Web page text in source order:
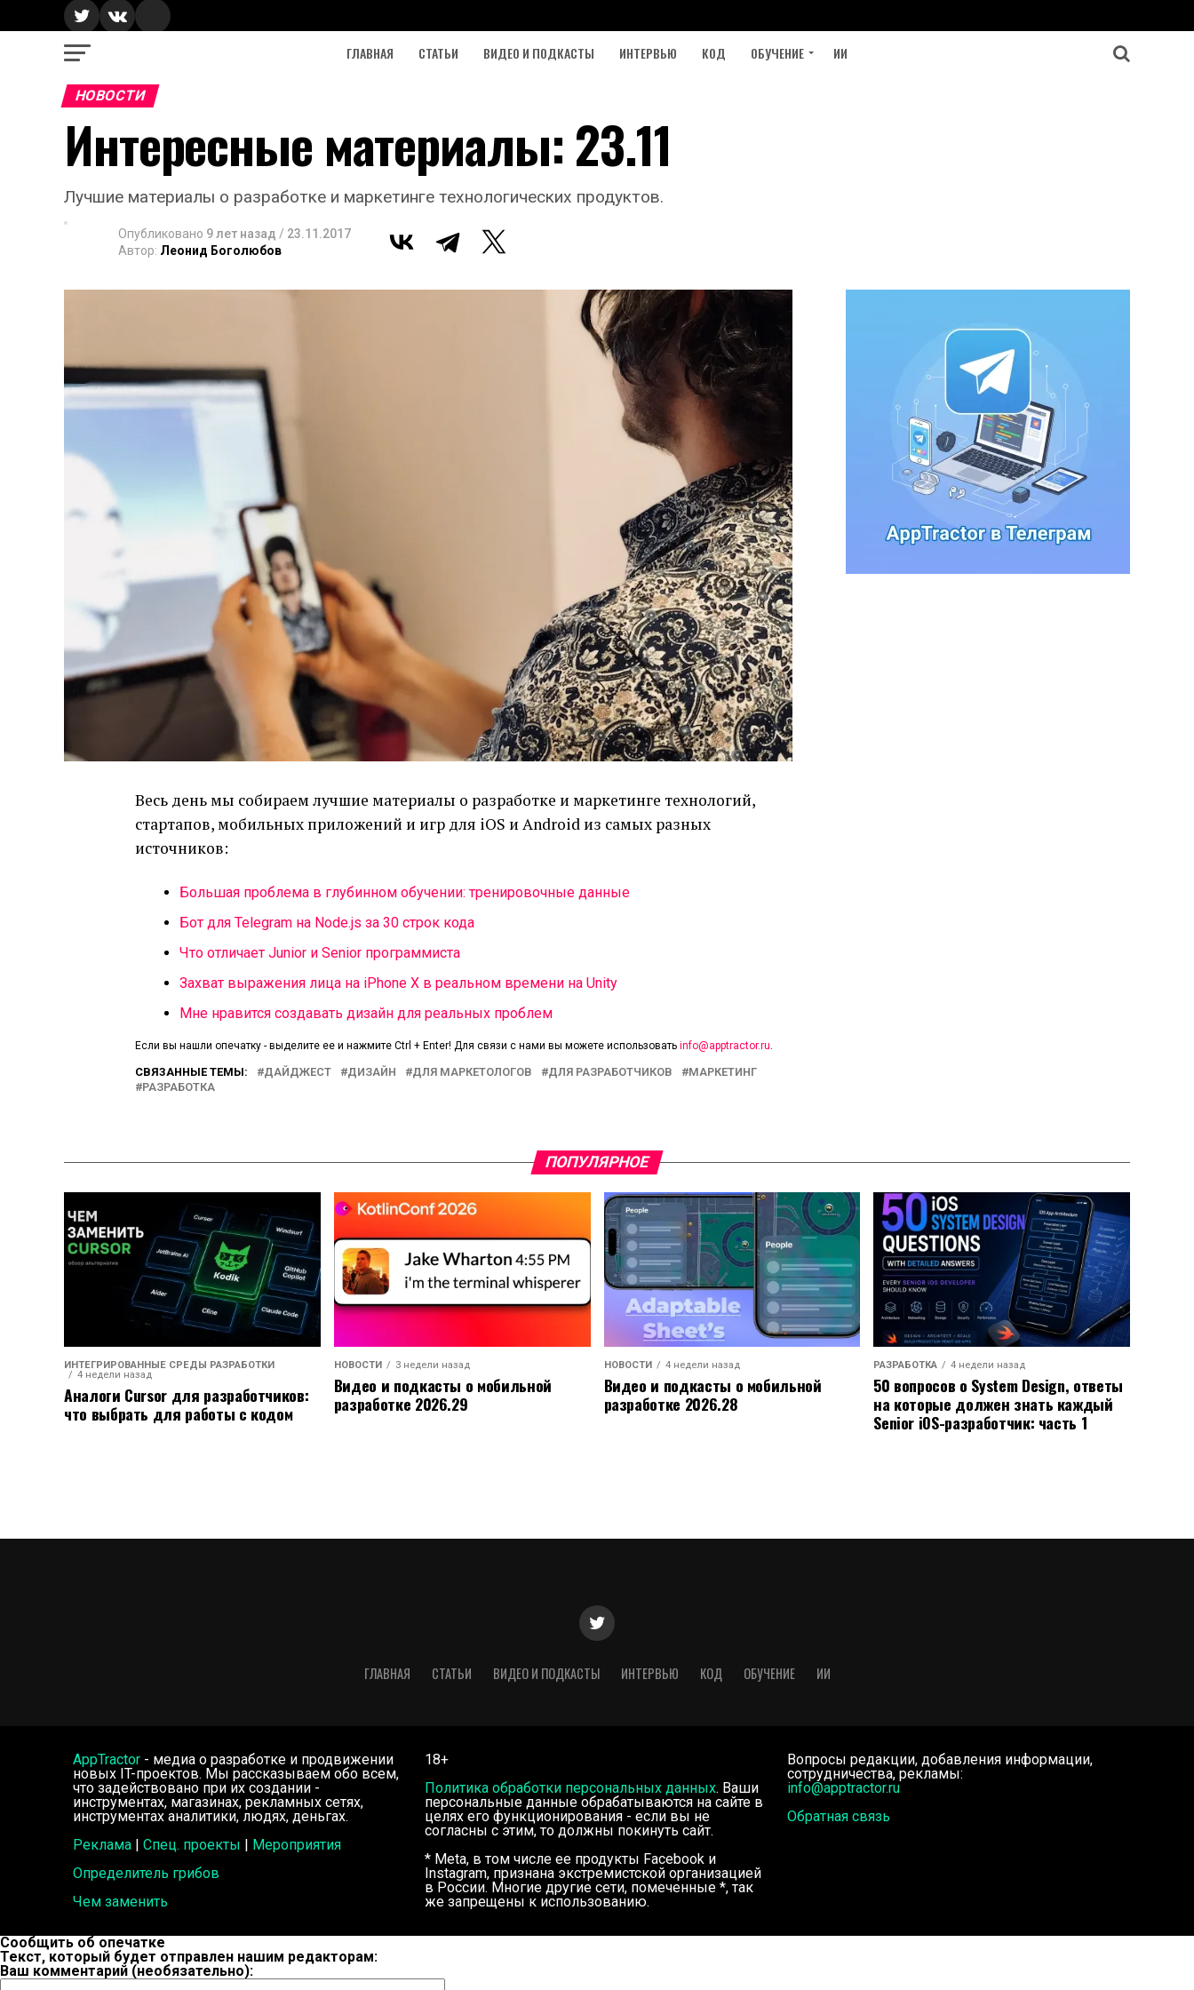
ГЛАВНАЯ СТАТЬИ ВИДЕО И ПОДКАСТЫ ИНТЕРВЬЮ КОД ОБУЧЕНИЕ ИИ
НОВОСТИ
Интересные материалы: 23.11
Лучшие материалы о разработке и маркетинге технологических продуктов.
Опубликовано 9 лет назад / 23.11.2017
Автор: Леонид Боголюбов
Весь день мы собираем лучшие материалы о разработке и маркетинге технологий,
стартапов, мобильных приложений и игр для iOS и Android из самых разных
источников:
Большая проблема в глубинном обучении: тренировочные данные
Бот для Telegram на Node.js за 30 строк кода
Что отличает Junior и Senior программиста
Захват выражения лица на iPhone X в реальном времени на Unity
Мне нравится создавать дизайн для реальных проблем
Если вы нашли опечатку - выделите ее и нажмите Ctrl + Enter! Для связи с нами вы можете использовать info@apptractor.ru.
СВЯЗАННЫЕ ТЕМЫ: ДАЙДЖЕСТ ДИЗАЙН ДЛЯ МАРКЕТОЛОГОВ ДЛЯ РАЗРАБОТЧИКОВ
МАРКЕТИНГ
РАЗРАБОТКА
ПОПУЛЯРНОЕ
ИНТЕГРИРОВАННЫЕ СРЕДЫ РАЗРАБОТКИ
4 недели назад
Аналоги Cursor для разработчиков:
что выбрать для работы с кодом
НОВОСТИ 3 недели назад
Видео и подкасты о мобильной
разработке 2026.29
НОВОСТИ 4 недели назад
Видео и подкасты о мобильной
разработке 2026.28
РАЗРАБОТКА 4 недели назад
50 вопросов о System Design, ответы
на которые должен знать каждый
Senior iOS-разработчик: часть 1
ГЛАВНАЯ СТАТЬИ ВИДЕО И ПОДКАСТЫ ИНТЕРВЬЮ КОД ОБУЧЕНИЕ ИИ
AppTractor - медиа о разработке и продвижении
новых IT-проектов. Мы рассказываем обо всем,
что задействовано при их создании -
инструментах, магазинах, рекламных сетях,
инструментах аналитики, людях, деньгах.
Реклама
Спец. проекты
Мероприятия
Определитель грибов
Чем заменить
18+
Политика обработки персональных данных. Ваши
персональные данные обрабатываются на сайте в
целях его функционирования - если вы не
согласны с этим, то должны покинуть сайт.
* Meta, в том числе ее продукты Facebook и
Instagram, признана экстремистской организацией
в России. Многие другие сети, помеченные *, так
же запрещены к использованию.
Вопросы редакции, добавления информации,
сотрудничества, рекламы:
info@apptractor.ru
Обратная связь
Сообщить об опечатке
Текст, который будет отправлен нашим редакторам:
Ваш комментарий (необязательно):